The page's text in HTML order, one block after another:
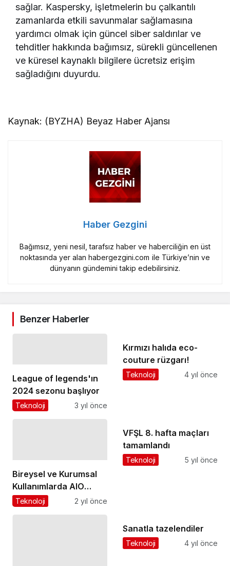
sağlar. Kaspersky, işletmelerin bu çalkantılı
zamanlarda etkili savunmalar sağlamasına
yardımcı olmak için güncel siber saldırılar ve
tehditler hakkında bağımsız, sürekli güncellenen
ve küresel kaynaklı bilgilere ücretsiz erişim
sağladığını duyurdu.
Kaynak: (BYZHA) Beyaz Haber Ajansı
Haber Gezgini
Bağımsız, yeni nesil, tarafsız haber ve haberciliğin en üst
noktasında yer alan habergezgini.com ile Türkiye’nin ve
dünyanın gündemini takip edebilirsiniz.
Benzer Haberler
League of legends'ın
2024 sezonu başlıyor
Teknoloji 3 yıl önce
Kırmızı halıda eco-
couture rüzgarı!
Teknoloji 4 yıl önce
Bireysel ve Kurumsal
Kullanımlarda AIO
Bilgisayar Tercih
Teknoloji 2 yıl önce
VFŞL 8. hafta maçları
tamamlandı
Teknoloji 5 yıl önce
Sanatla tazelendiler
Teknoloji 4 yıl önce